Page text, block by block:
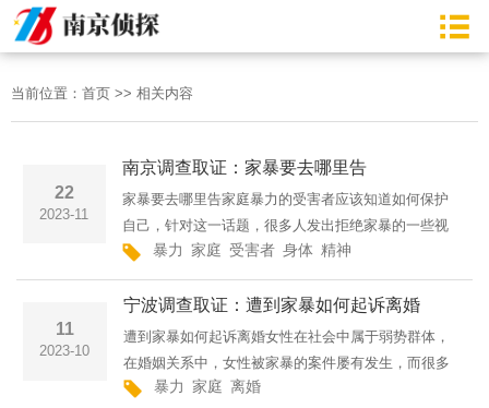
当前位置： 首页 >> 相关内容
22
2023-11
南京调查取证：家暴要去哪里告
家暴要去哪里告家庭暴力的受害者应该知道如何保护
自己，针对这一话题，很多人发出拒绝家暴的一些视
频文章等等，如果让对方继续家庭暴力，只会对身体
造成更严重的伤害。那么家暴要去哪里告？下面由诉
宁网小编为您整理···
暴力 家庭 受害者 身体 精神
11
2023-10
宁波调查取证：遭到家暴如何起诉离婚
遭到家暴如何起诉离婚女性在社会中属于弱势群体，
在婚姻关系中，女性被家暴的案件屡有发生，而很多
女性一直被灌输，为家庭牺牲的观念，长期忍受家
暴力 家庭 离婚